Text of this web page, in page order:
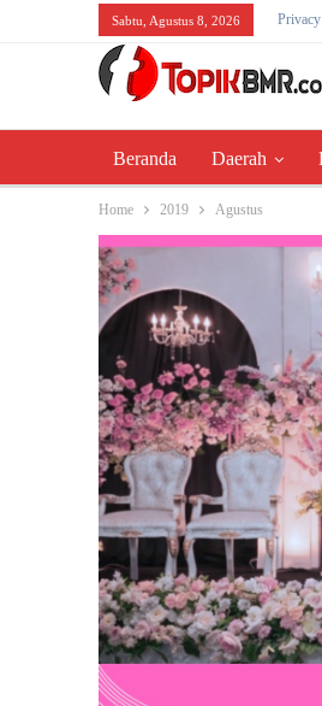
Sabtu, Agustus 8, 2026
Beranda Daerah
Home 2019 Agustus